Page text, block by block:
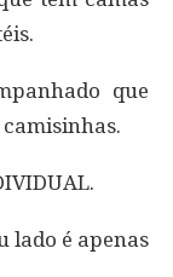
que
lado é apenas